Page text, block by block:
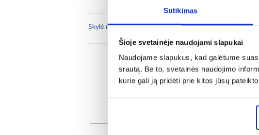
Sutikimas
Šioje svetainėje naudojami slapukai
Naudojame slapukus, kad galėtume
srautą. Be to, svetainės naudojimo
kurie gali ją pridėti prie kitos jūsų
Skylė maišytuvui: Taip